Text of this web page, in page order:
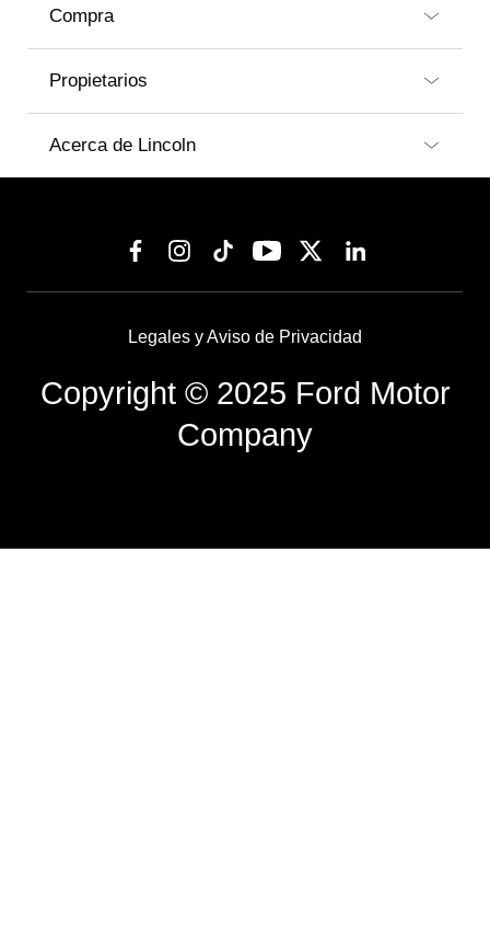
Compra
Propietarios
Acerca de Lincoln
Legales y Aviso de Privacidad
Copyright © 2025 Ford Motor
Company